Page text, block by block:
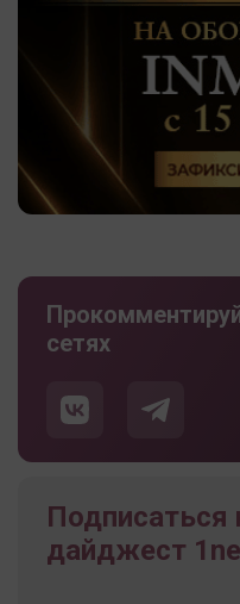
сетях
дайджест